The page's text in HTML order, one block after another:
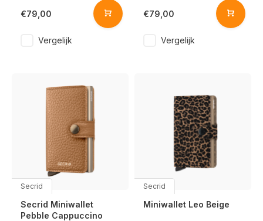
€79,00
Vergelijk
€79,00
Vergelijk
Secrid
Secrid Miniwallet
Pebble Cappuccino
Secrid
Miniwallet Leo Beige